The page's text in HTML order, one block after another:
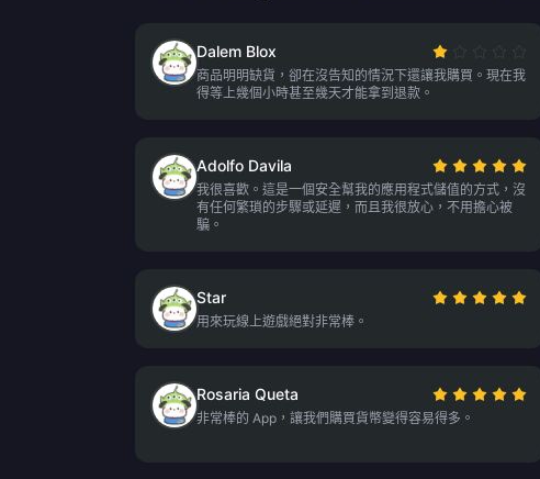
Dalem Blox
商品明明缺貨，卻在沒告知的情況下還讓我購買。現在我
得等上幾個小時甚至幾天才能拿到退款。
Adolfo Davila
我很喜歡。這是一個安全幫我的應用程式儲值的方式，沒
有任何繁瑣的步驟或延遲，而且我很放心，不用擔心被
騙。
Star
用來玩線上遊戲絕對非常棒。
Rosaria Queta
非常棒的 App，讓我們購買貨幣變得容易得多。